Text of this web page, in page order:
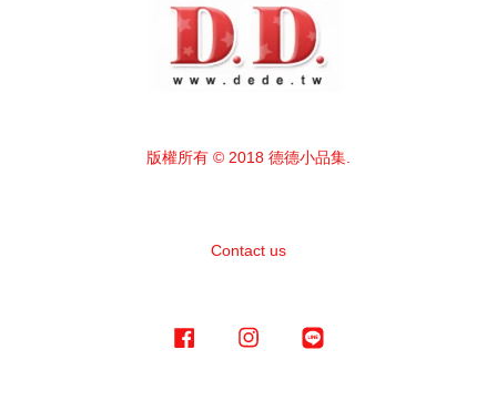
版權所有 © 2018 德德小品集.
Contact us
Facebook Instagram